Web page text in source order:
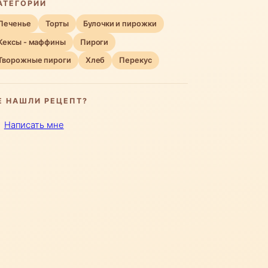
Торты Булочки и пирожки
- маффины Пироги
пироги Хлеб Перекус
НАШЛИ РЕЦЕПТ?
Написать мне